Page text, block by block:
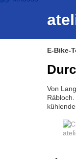
E-Bike-
Von